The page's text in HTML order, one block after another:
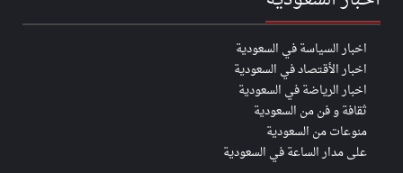
اخبار السياسة في السعودية
اخبار الأقتصاد في السعودية
اخبار الرياضة في السعودية
ثقافة و فن من السعودية
منوعات من السعودية
على مدار الساعة في السعودية